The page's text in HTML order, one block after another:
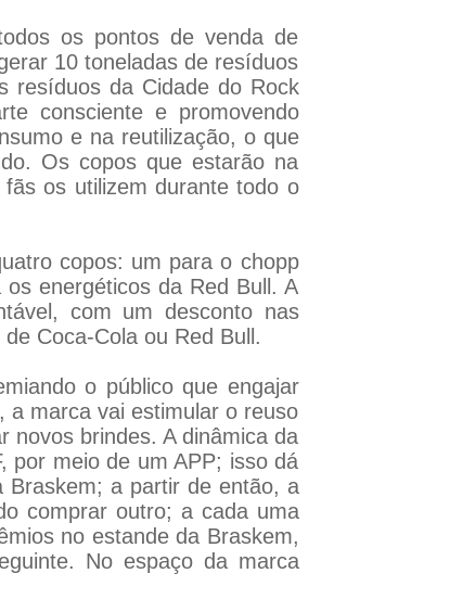
os pontos de venda de
10 toneladas de resíduos
resíduos da Cidade do Rock
consciente e promovendo
e na reutilização, o que
Os copos que estarão na
os utilizem durante todo o
copos: um para o chopp
energéticos da Red Bull. A
com um desconto nas
Coca-Cola ou Red Bull.
o público que engajar
a marca vai estimular o reuso
novos brindes. A dinâmica da
por meio de um APP; isso dá
Braskem; a partir de então, a
comprar outro; a cada uma
no estande da Braskem,
No espaço da marca